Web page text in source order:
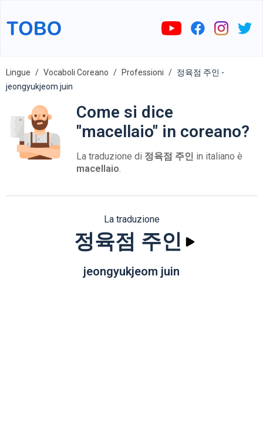
Lingue Vocaboli Coreano Professioni
정육점 주인 -
jeongyukjeom juin
Come si dice
"macellaio" in coreano?
La traduzione di 정육점 주인 in italiano è
macellaio.
La traduzione
정육점 주인
jeongyukjeom juin